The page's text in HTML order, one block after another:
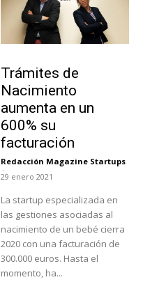
Trámites de
Nacimiento
aumenta en un
600% su
facturación
Redacción Magazine Startups
-
29 enero 2021
La startup especializada en
las gestiones asociadas al
nacimiento de un bebé cierra
2020 con una facturación de
300.000 euros. Hasta el
momento, ha...